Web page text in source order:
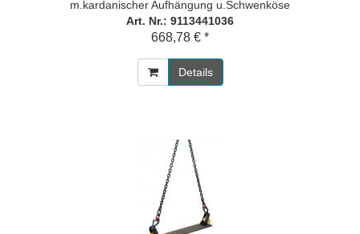
m.kardanischer Aufhängung u.Schwenköse
Art. Nr.: 9113441036
668,78 € *
Details